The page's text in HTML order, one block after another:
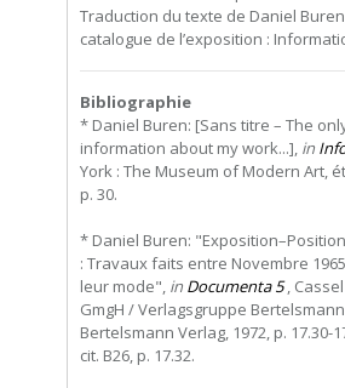
Traduction du texte de Daniel
catalogue de l’exposition :
Bibliographie
* Daniel Buren: [Sans titre – The
information about my work...], in
York : The Museum of Modern Art,
p. 30.
* Daniel Buren:
: Travaux faits entre Novembre
leur mode", in Documenta 5,
GmgH / Verlagsgruppe Bertelsmann
Bertelsmann Verlag, 1972, p. 17.30-
cit. B26, p. 17.32.